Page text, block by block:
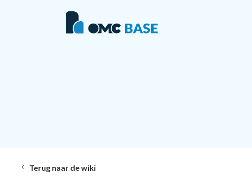
Terug naar de wiki